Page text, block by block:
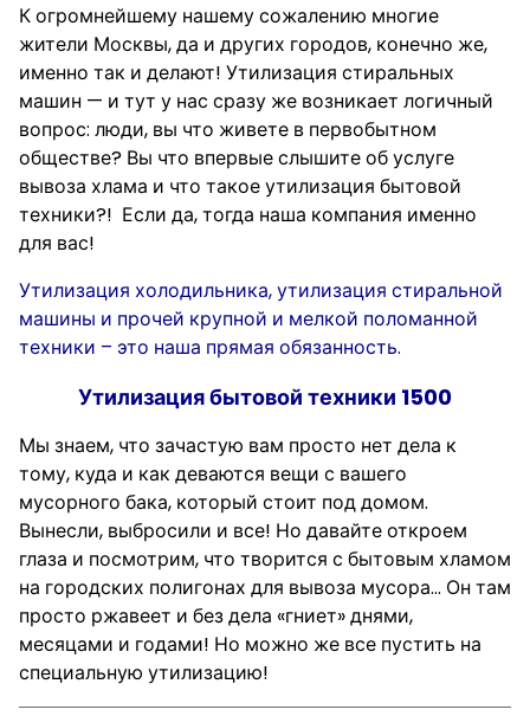
К огромнейшему нашему сожалению многие
жители Москвы, да и других городов, конечно же,
именно так и делают! Утилизация стиральных
машин — и тут у нас сразу же возникает логичный
вопрос: люди, вы что живете в первобытном
обществе? Вы что впервые слышите об услуге
вывоза хлама и что такое утилизация бытовой
техники?! Если да, тогда наша компания именно
для вас!
Утилизация холодильника, утилизация стиральной
машины и прочей крупной и мелкой поломанной
техники – это наша прямая обязанность.
Утилизация бытовой техники 1500
Мы знаем, что зачастую вам просто нет дела к
тому, куда и как деваются вещи с вашего
мусорного бака, который стоит под домом.
Вынесли, выбросили и все! Но давайте откроем
глаза и посмотрим, что творится с бытовым хламом
на городских полигонах для вывоза мусора… Он там
просто ржавеет и без дела «гниет» днями,
месяцами и годами! Но можно же все пустить на
специальную утилизацию!